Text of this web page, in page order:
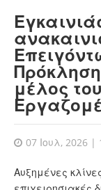
μέλος
07 Ιουλ, 2026 |
Αυξημένες